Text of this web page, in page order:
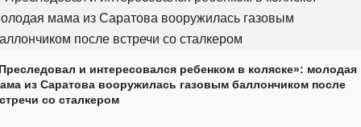
и интересовался ребенком в коляске»: молодая
из Саратова вооружилась газовым баллончиком после
со сталкером